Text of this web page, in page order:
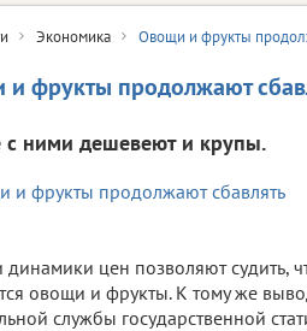
Экономика Овощи и фрукты
фрукты продолжают
с ними дешевеют и крупы.
динамики цен позволяют судить,
овощи и фрукты. К тому же
службы государственной